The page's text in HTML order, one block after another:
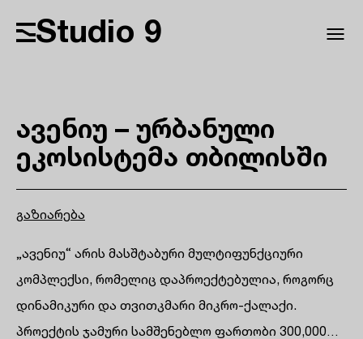
Studio 9
ავენიუ – ურბანული
ეკოსისტემა თბილისში
„ავენიუ“ არის მასშტაბური მულტიფუნქციური
კომპლექსი, რომელიც დაპროექტებულია, როგორც
დინამიკური და თვითკმარი მიკრო-ქალაქი.
პროექტის ჯამური სამშენებლო ფართობი 300,000…
გაზიარება